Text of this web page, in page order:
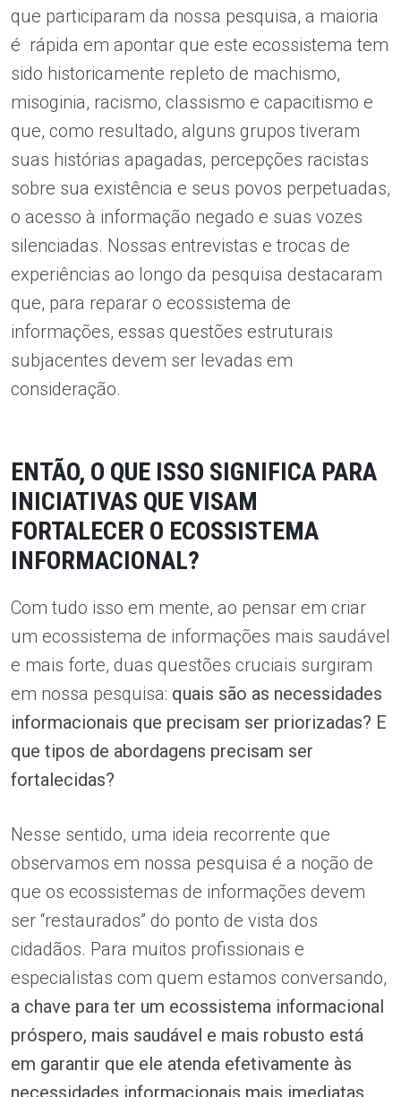
que participaram da nossa pesquisa, a maioria
é rápida em apontar que este ecossistema tem
sido historicamente repleto de machismo,
misoginia, racismo, classismo e capacitismo e
que, como resultado, alguns grupos tiveram
suas histórias apagadas, percepções racistas
sobre sua existência e seus povos perpetuadas,
o acesso à informação negado e suas vozes
silenciadas. Nossas entrevistas e trocas de
experiências ao longo da pesquisa destacaram
que, para reparar o ecossistema de
informações, essas questões estruturais
subjacentes devem ser levadas em
consideração.
ENTÃO, O QUE ISSO SIGNIFICA PARA
INICIATIVAS QUE VISAM
FORTALECER O ECOSSISTEMA
INFORMACIONAL?
Com tudo isso em mente, ao pensar em criar
um ecossistema de informações mais saudável
e mais forte, duas questões cruciais surgiram
em nossa pesquisa: quais são as necessidades
informacionais que precisam ser priorizadas? E
que tipos de abordagens precisam ser
fortalecidas?
Nesse sentido, uma ideia recorrente que
observamos em nossa pesquisa é a noção de
que os ecossistemas de informações devem
ser “restaurados” do ponto de vista dos
cidadãos. Para muitos profissionais e
especialistas com quem estamos conversando,
a chave para ter um ecossistema informacional
próspero, mais saudável e mais robusto está
em garantir que ele atenda efetivamente às
necessidades informacionais mais imediatas